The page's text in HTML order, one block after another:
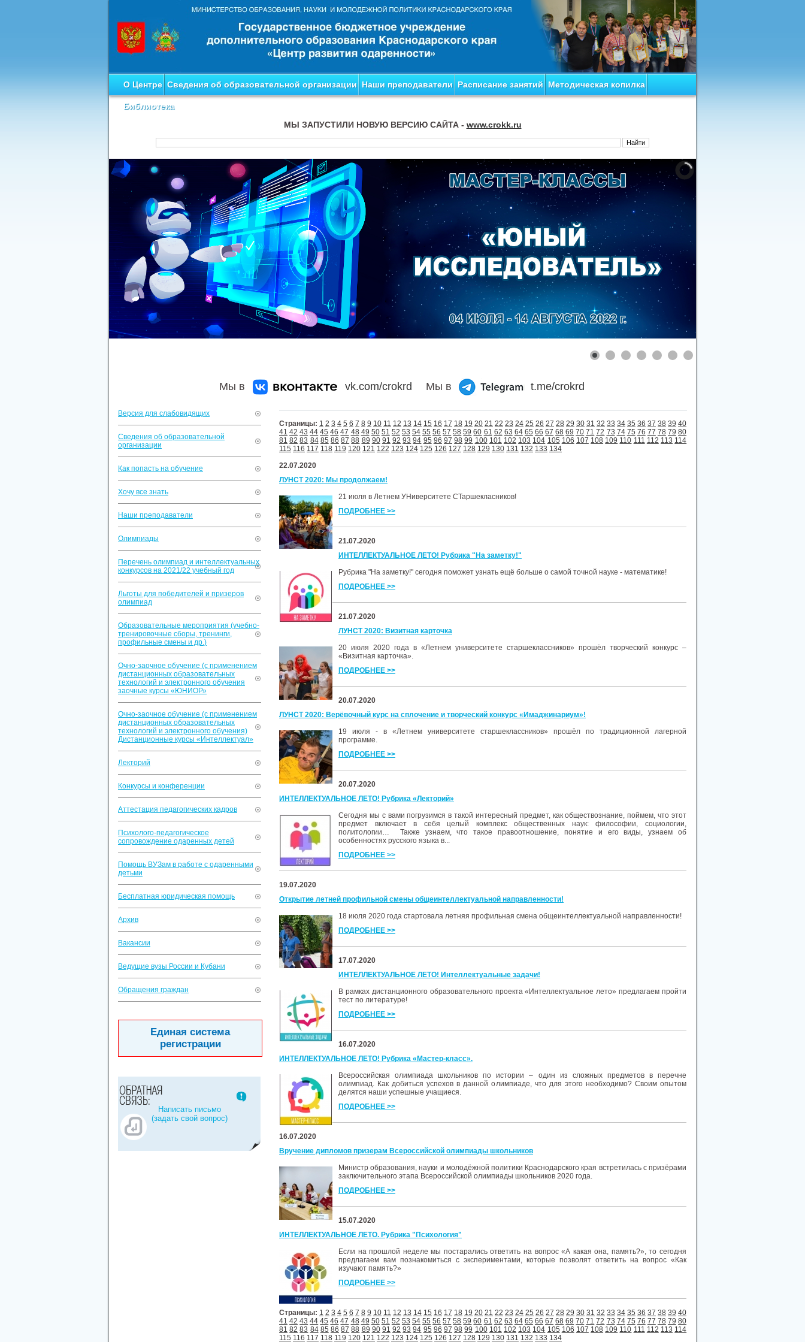
О Центре Сведения об образовательной организации Наши преподаватели Расписание занятий Методическая копилка
Библиотека
МЫ ЗАПУСТИЛИ НОВУЮ ВЕРСИЮ САЙТА - www.crokk.ru
Мы в vk.com/crokrd Мы в t.me/crokrd
Версия для слабовидящих
Сведения об образовательной
организации
Как попасть на обучение
Хочу все знать
Наши преподаватели
Олимпиады
Перечень олимпиад и интеллектуальных
конкурсов на 2021/22 учебный год
Льготы для победителей и призеров
олимпиад
Образовательные мероприятия (учебно-
тренировочные сборы, тренинги,
профильные смены и др.)
Очно-заочное обучение (с применением
дистанционных образовательных
технологий и электронного обучения
заочные курсы «ЮНИОР»
Очно-заочное обучение (с применением
дистанционных образовательных
технологий и электронного обучения)
Дистанционные курсы «Интеллектуал»
Лекторий
Конкурсы и конференции
Аттестация педагогических кадров
Психолого-педагогическое
сопровождение одаренных детей
Помощь ВУЗам в работе с одаренными
детьми
Бесплатная юридическая помощь
Архив
Вакансии
Ведущие вузы России и Кубани
Обращения граждан
Единая система
регистрации
Написать письмо
(задать свой вопрос)
Страницы: 1 2 3 4 5 6 7 8 9 10 11 12 13 14 15 16 17 18 19 20 21 22 23 24 25 26 27 28 29 30 31 32 33 34 35 36 37 38 39 40
41 42 43 44 45 46 47 48 49 50 51 52 53 54 55 56 57 58 59 60 61 62 63 64 65 66 67 68 69 70 71 72 73 74 75 76 77 78 79 80
81 82 83 84 85 86 87 88 89 90 91 92 93 94 95 96 97 98 99 100 101 102 103 104 105 106 107 108 109 110 111 112 113 114
115 116 117 118 119 120 121 122 123 124 125 126 127 128 129 130 131 132 133 134
22.07.2020
ЛУНСТ 2020: Мы продолжаем!
21 июля в Летнем УНиверситете СТаршекласников!
ПОДРОБНЕЕ >>
21.07.2020
ИНТЕЛЛЕКТУАЛЬНОЕ ЛЕТО! Рубрика "На заметку!"
Рубрика "На заметку!" сегодня поможет узнать ещё больше о самой точной науке - математике!
ПОДРОБНЕЕ >>
21.07.2020
ЛУНСТ 2020: Визитная карточка
20 июля 2020 года в «Летнем университете старшеклассников» прошёл творческий конкурс –
«Визитная карточка».
ПОДРОБНЕЕ >>
20.07.2020
ЛУНСТ 2020: Верёвочный курс на сплочение и творческий конкурс «Имаджинариум»!
19 июля - в «Летнем университете старшеклассников» прошёл по традиционной лагерной
программе.
ПОДРОБНЕЕ >>
20.07.2020
ИНТЕЛЛЕКТУАЛЬНОЕ ЛЕТО! Рубрика «Лекторий»
Сегодня мы с вами погрузимся в такой интересный предмет, как обществознание, поймем, что этот
предмет включает в себя целый комплекс общественных наук: философии, социологии,
политологии… Также узнаем, что такое правоотношение, понятие и его виды, узнаем об
особенностях русского языка в...
ПОДРОБНЕЕ >>
19.07.2020
Открытие летней профильной смены общеинтеллектуальной направленности!
18 июля 2020 года стартовала летняя профильная смена общеинтеллектуальной направленности!
ПОДРОБНЕЕ >>
17.07.2020
ИНТЕЛЛЕКТУАЛЬНОЕ ЛЕТО! Интеллектуальные задачи!
В рамках дистанционного образовательного проекта «Интеллектуальное лето» предлагаем пройти
тест по литературе!
ПОДРОБНЕЕ >>
16.07.2020
ИНТЕЛЛЕКТУАЛЬНОЕ ЛЕТО! Рубрика «Мастер-класс».
Всероссийская олимпиада школьников по истории – один из сложных предметов в перечне
олимпиад. Как добиться успехов в данной олимпиаде, что для этого необходимо? Своим опытом
делятся наши успешные учащиеся.
ПОДРОБНЕЕ >>
16.07.2020
Вручение дипломов призерам Всероссийской олимпиады школьников
Министр образования, науки и молодёжной политики Краснодарского края встретилась с призёрами
заключительного этапа Всероссийской олимпиады школьников 2020 года.
ПОДРОБНЕЕ >>
15.07.2020
ИНТЕЛЛЕКТУАЛЬНОЕ ЛЕТО. Рубрика "Психология"
Если на прошлой неделе мы постарались ответить на вопрос «А какая она, память?», то сегодня
предлагаем вам познакомиться с экспериментами, которые позволят ответить на вопрос «Как
изучают память?»
ПОДРОБНЕЕ >>
Страницы: 1 2 3 4 5 6 7 8 9 10 11 12 13 14 15 16 17 18 19 20 21 22 23 24 25 26 27 28 29 30 31 32 33 34 35 36 37 38 39 40
41 42 43 44 45 46 47 48 49 50 51 52 53 54 55 56 57 58 59 60 61 62 63 64 65 66 67 68 69 70 71 72 73 74 75 76 77 78 79 80
81 82 83 84 85 86 87 88 89 90 91 92 93 94 95 96 97 98 99 100 101 102 103 104 105 106 107 108 109 110 111 112 113 114
115 116 117 118 119 120 121 122 123 124 125 126 127 128 129 130 131 132 133 134